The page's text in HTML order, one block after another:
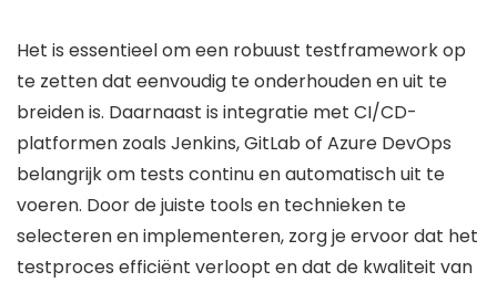
Het is essentieel om een robuust testframework op
te zetten dat eenvoudig te onderhouden en uit te
breiden is. Daarnaast is integratie met CI/CD-
platformen zoals Jenkins, GitLab of Azure DevOps
belangrijk om tests continu en automatisch uit te
voeren. Door de juiste tools en technieken te
selecteren en implementeren, zorg je ervoor dat het
testproces efficiënt verloopt en dat de kwaliteit van